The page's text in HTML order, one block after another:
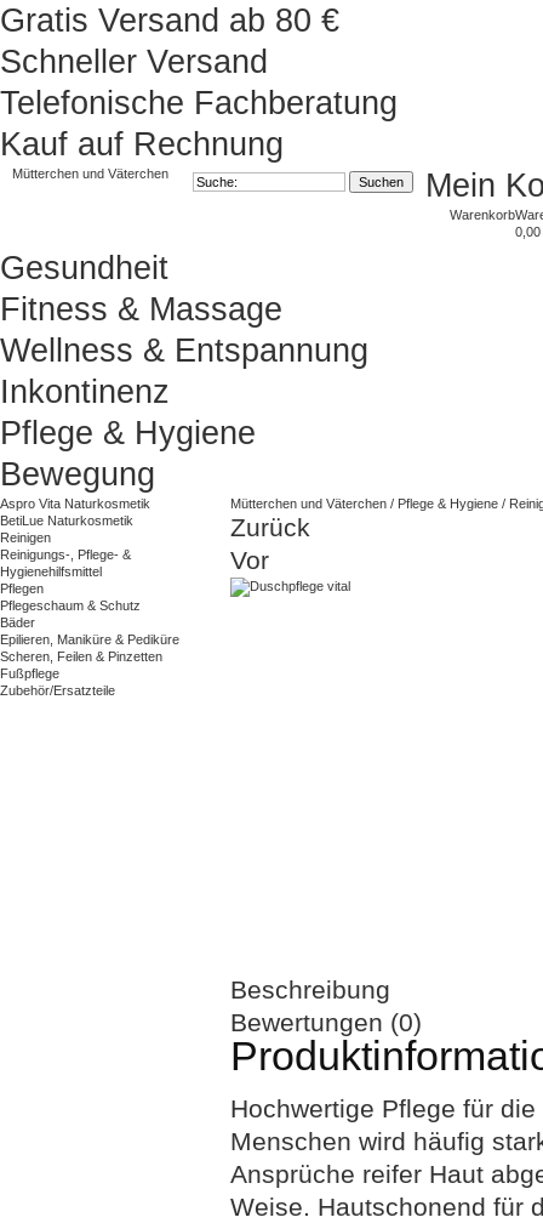
Gratis Versand ab 80 €
Schneller Versand
Telefonische Fachberatung
Kauf auf Rechnung
Mütterchen und Väterchen Mein
Warenkorb
0,00
Gesundheit
Fitness & Massage
Wellness & Entspannung
Inkontinenz
Pflege & Hygiene
Bewegung
Aspro Vita Naturkosmetik
BetiLue Naturkosmetik
Reinigen
Reinigungs-, Pflege- &
Hygienehilfsmittel
Pflegen
Pflegeschaum & Schutz
Bäder
Epilieren, Maniküre & Pediküre
Scheren, Feilen & Pinzetten
Fußpflege
Zubehör/Ersatzteile
Mütterchen und Väterchen / Pflege & Hygiene /
Zurück
Vor
Beschreibung
Bewertungen (0)
Hochwertige Pflege für
Menschen wird häufig
Ansprüche reifer Haut
Weise. Hautschonend für